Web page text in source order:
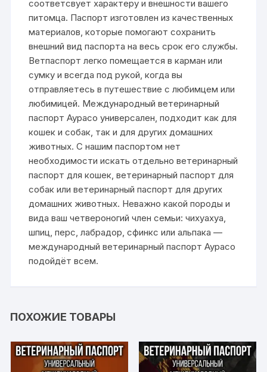
соответсвует характеру и внешности вашего
питомца. Паспорт изготовлен из качественных
материалов, которые помогают сохранить
внешний вид паспорта на весь срок его службы.
Ветпаспорт легко помещается в карман или
сумку и всегда под рукой, когда вы
отправляетесь в путешествие с любимцем или
любимицей. Международный ветеринарный
паспорт Аурасо универсален, подходит как для
кошек и собак, так и для других домашних
животных. С нашим паспортом нет
необходимости искать отдельно ветеринарный
паспорт для кошек, ветеринарный паспорт для
собак или ветеринарный паспорт для других
домашних животных. Неважно какой породы и
вида ваш четвероногий член семьи: чихуахуа,
шпиц, перс, лабрадор, сфинкс или альпака —
международный ветеринарный паспорт Аурасо
подойдёт всем.
ПОХОЖИЕ ТОВАРЫ